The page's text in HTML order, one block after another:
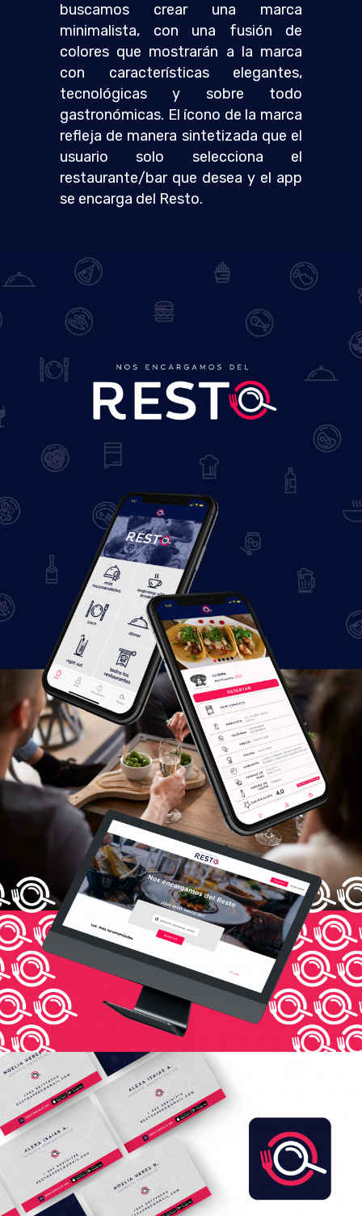
buscamos crear una marca
minimalista, con una fusión de
colores que mostrarán a la marca
con características elegantes,
tecnológicas y sobre todo
gastronómicas. El ícono de la marca
refleja de manera sintetizada que el
usuario solo selecciona el
restaurante/bar que desea y el app
se encarga del Resto.